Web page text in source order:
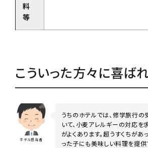
料
等
こういった方々に喜ば
ホテル担当者
うちのホテルでは、修学旅行の
いて、小麦アレルギーの対応を
がよくあります。超うすくちがあ
った子にも美味しい料理を提供